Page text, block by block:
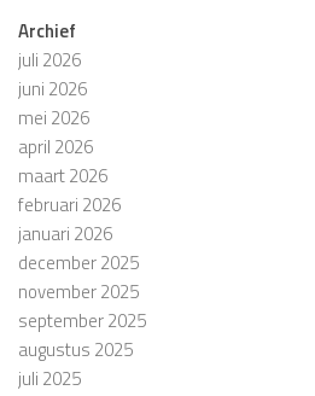
Archief
juli 2026
juni 2026
mei 2026
april 2026
maart 2026
februari 2026
januari 2026
december 2025
november 2025
september 2025
augustus 2025
juli 2025